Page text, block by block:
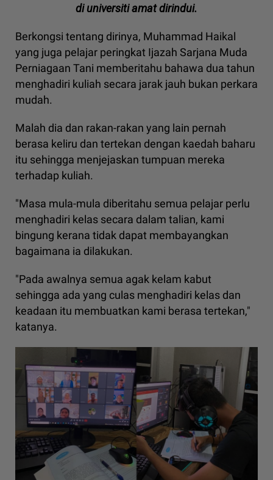
di universiti amat dirindui.
Berkongsi tentang dirinya, Muhammad Haikal
yang juga pelajar peringkat Ijazah Sarjana Muda
Perniagaan Tani memberitahu bahawa dua tahun
menghadiri kuliah secara jarak jauh bukan perkara
mudah.
Malah dia dan rakan-rakan yang lain pernah
berasa keliru dan tertekan dengan kaedah baharu
itu sehingga menjejaskan tumpuan mereka
terhadap kuliah.
"Masa mula-mula diberitahu semua pelajar perlu
menghadiri kelas secara dalam talian, kami
bingung kerana tidak dapat membayangkan
bagaimana ia dilakukan.
"Pada awalnya semua agak kelam kabut
sehingga ada yang culas menghadiri kelas dan
keadaan itu membuatkan kami berasa tertekan,"
katanya.